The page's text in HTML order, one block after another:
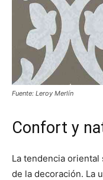
Fuente: Leroy Merlín
Confort y
La tendencia
de la decoración. La